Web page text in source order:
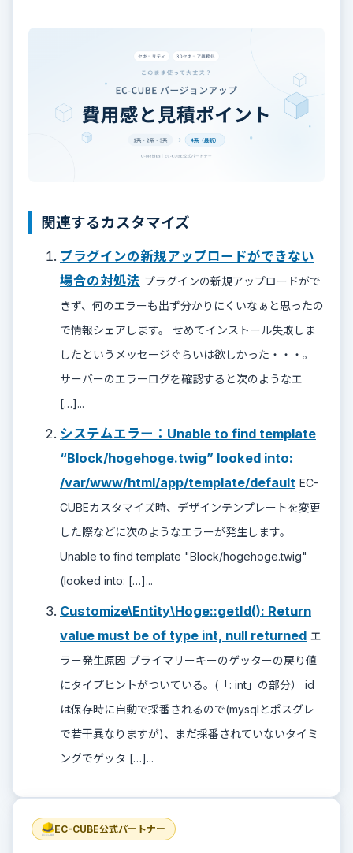
関連するカスタマイズ
プラグインの新規アップロードができない
場合の対処法 プラグインの新規アップロードがで
きず、何のエラーも出ず分かりにくいなぁと思ったの
で情報シェアします。 せめてインストール失敗しま
したというメッセージぐらいは欲しかった・・・。
サーバーのエラーログを確認すると次のようなエ
[…]...
システムエラー：Unable to find template
“Block/hogehoge.twig” looked into:
/var/www/html/app/template/default EC-
CUBEカスタマイズ時、デザインテンプレートを変更
した際などに次のようなエラーが発生します。
Unable to find template "Block/hogehoge.twig"
(looked into: […]...
Customize\Entity\Hoge::getId(): Return
value must be of type int, null returned エ
ラー発生原因 プライマリーキーのゲッターの戻り値
にタイプヒントがついている。(「: int」の部分） id
は保存時に自動で採番されるので(mysqlとポスグレ
で若干異なりますが)、まだ採番されていないタイミ
ングでゲッタ […]...
EC-CUBE公式パートナー